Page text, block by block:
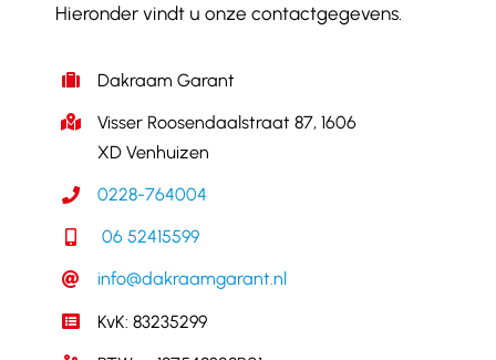
Hieronder vindt u onze contactgegevens.
Dakraam Garant
Visser Roosendaalstraat 87, 1606
XD Venhuizen
0228-764004
06 52415599
info@dakraamgarant.nl
KvK: 83235299